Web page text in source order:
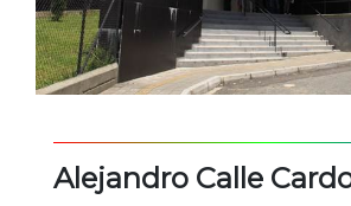
Alejandro Calle